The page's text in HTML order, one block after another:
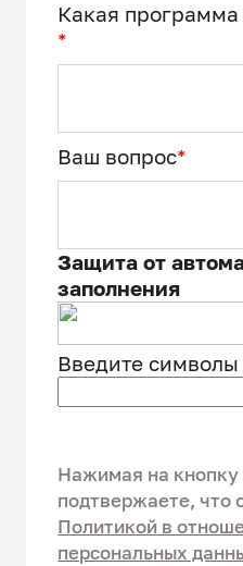
Какая программа
*
Ваш вопрос*
Защита от
заполнения
Введите символы
Нажимая на кнопку
подтвержаете, что
Политикой в
персональных